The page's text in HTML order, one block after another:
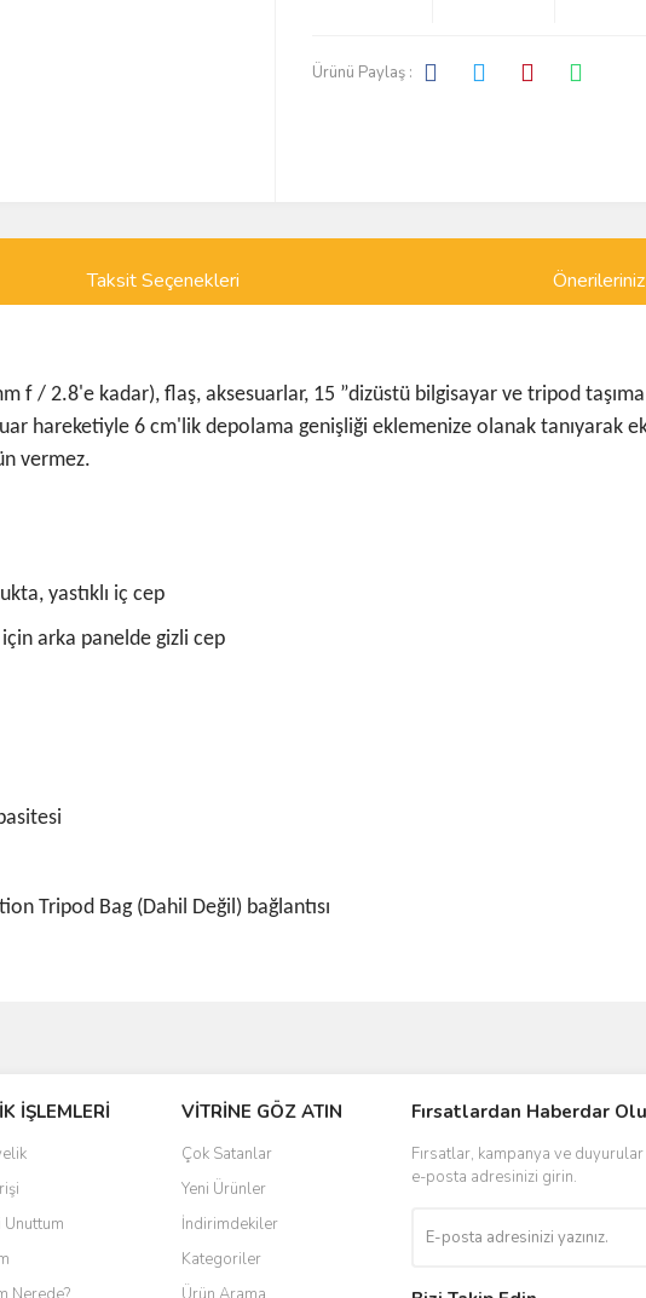
Ürünü Paylaş :
Taksit Seçenekleri Önerileriniz
f / 2.8'e kadar), flaş, aksesuarlar, 15 ”dizüstü bilgisayar ve tripod
hareketiyle 6 cm'lik depolama genişliği eklemenize olanak tanıyarak
vermez.
yastıklı iç cep
arka panelde gizli cep
Tripod Bag (Dahil Değil) bağlantısı
İŞLEMLERİ
Unuttum
VİTRİNE GÖZ ATIN
Çok Satanlar
Yeni Ürünler
İndirimdekiler
Kategoriler
Fırsatlardan Haberdar
Fırsatlar, kampanya ve
e-posta adresinizi girin.